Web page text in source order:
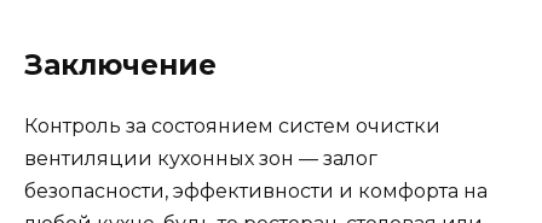
Заключение
Контроль за состоянием систем очистки
вентиляции кухонных зон — залог
безопасности, эффективности и комфорта на